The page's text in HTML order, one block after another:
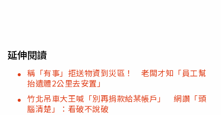
延伸閱讀
稱「有事」拒送物資到災區！ 老闆才知「員工幫
抬遺體2公里去安置」
竹北吊車大王喊「別再捐款給某帳戶」 網讚「頭
腦清楚」：看破不說破